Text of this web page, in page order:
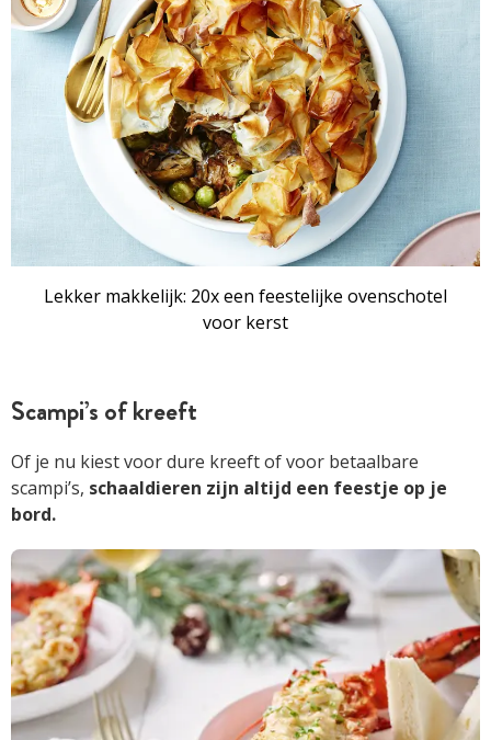
Lekker makkelijk: 20x een feestelijke ovenschotel
voor kerst
Scampi’s of kreeft
Of je nu kiest voor dure kreeft of voor betaalbare
scampi’s, schaaldieren zijn altijd een feestje op je
bord.